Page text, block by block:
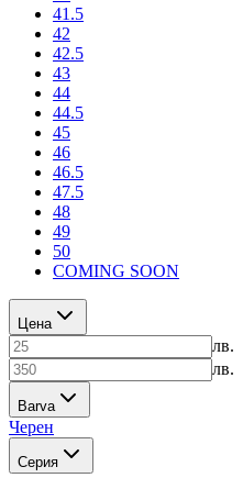
41.5
42
42.5
43
44
44.5
45
46
46.5
47.5
48
49
50
COMING SOON
Цена
лв.
лв.
Barva
Черен
Серия